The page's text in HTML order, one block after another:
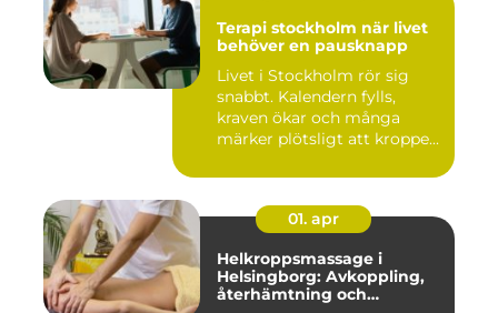
Terapi stockholm när livet
behöver en pausknapp
Livet i Stockholm rör sig
snabbt. Kalendern fylls,
kraven ökar och många
märker plötsligt att kroppe...
01. apr
Helkroppsmassage i
Helsingborg: Avkoppling,
återhämtning och